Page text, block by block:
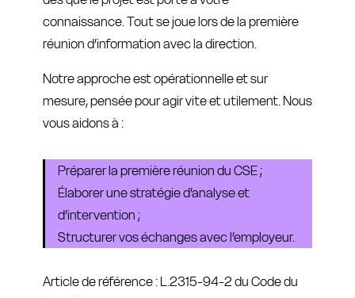
connaissance. Tout se joue lors de la première
réunion d’information avec la direction.
Notre approche est opérationnelle et sur
mesure, pensée pour agir vite et utilement. Nous
vous aidons à :
Préparer la première réunion du CSE ;
Élaborer une stratégie d’analyse et
d’intervention ;
Structurer vos échanges avec l’employeur.
Article de référence : L.2315-94-2 du Code du